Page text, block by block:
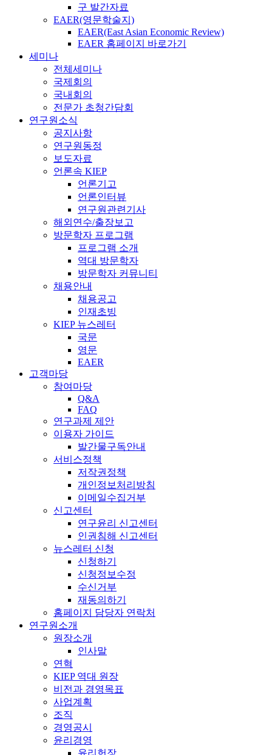
구 발간자료
EAER(영문학술지)
EAER(East Asian Economic Review)
EAER 홈페이지 바로가기
세미나
전체세미나
국제회의
국내회의
전문가 초청간담회
연구원소식
공지사항
연구원동정
보도자료
언론속 KIEP
언론기고
언론인터뷰
연구원관련기사
해외연수/출장보고
방문학자 프로그램
프로그램 소개
역대 방문학자
방문학자 커뮤니티
채용안내
채용공고
인재초빙
KIEP 뉴스레터
국문
영문
EAER
고객마당
참여마당
Q&A
FAQ
연구과제 제안
이용자 가이드
발간물구독안내
서비스정책
저작권정책
개인정보처리방침
이메일수집거부
신고센터
연구윤리 신고센터
인권침해 신고센터
뉴스레터 신청
신청하기
신청정보수정
수신거부
재동의하기
홈페이지 담당자 연락처
연구원소개
원장소개
인사말
연혁
KIEP 역대 원장
비전과 경영목표
사업계획
조직
경영공시
윤리경영
윤리헌장